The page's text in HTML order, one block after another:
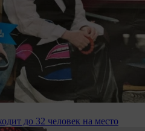
до 32 человек на место